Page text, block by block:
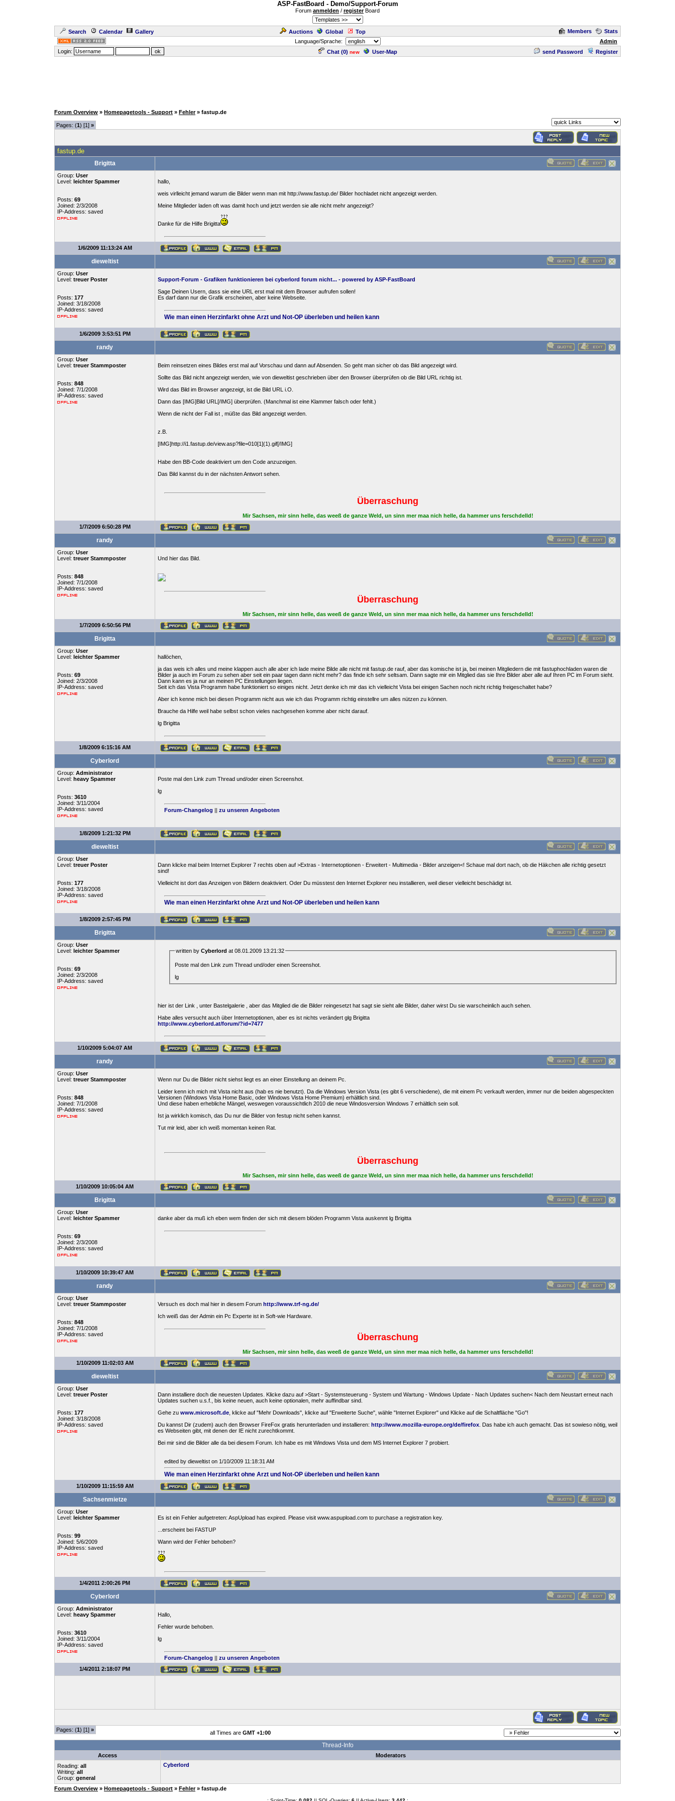
ASP-FastBoard - Demo/Support-Forum
Forum anmelden / registerBoard
Search Calendar Gallery Auctions Global Top Members
Stats
Language/Sprache:
Admin
Login:
Chat (0) new User-Map send Password Register
Forum Overview » Homepagetools - Support » Fehler » fastup.de
Pages: (1) [1] »
fastup.de
Brigitta
Group: User
Level: leichter Spammer
Posts: 69
Joined: 2/3/2008
IP-Address: saved
hallo,
weis virlleicht jemand warum die Bilder wenn man mit http://www.fastup.de/ Bilder hochladet nicht angezeigt werden.
Meine Mitglieder laden oft was damit hoch und jetzt werden sie alle nicht mehr angezeigt?
Danke für die Hilfe Brigitta
1/6/2009 11:13:24 AM
dieweltist
Group: User
Level: treuer Poster
Posts: 177
Joined: 3/18/2008
IP-Address: saved
Support-Forum - Grafiken funktionieren bei cyberlord forum nicht... - powered by ASP-FastBoard
Sage Deinen Usern, dass sie eine URL erst mal mit dem Browser aufrufen sollen!
Es darf dann nur die Grafik erscheinen, aber keine Webseite.
Wie man einen Herzinfarkt ohne Arzt und Not-OP überleben und heilen kann
1/6/2009 3:53:51 PM
randy
Group: User
Level: treuer Stammposter
Posts: 848
Joined: 7/1/2008
IP-Address: saved
Beim reinsetzen eines Bildes erst mal auf Vorschau und dann auf Absenden. So geht man sicher ob das Bild angezeigt wird.
Sollte das Bild nicht angezeigt werden, wie von dieweltist geschrieben über den Browser überprüfen ob die Bild URL richtig ist.
Wird das Bild im Browser angezeigt, ist die Bild URL i.O.
Dann das [IMG]Bild URL[/IMG] überprüfen. (Manchmal ist eine Klammer falsch oder fehlt.)
Wenn die nicht der Fall ist , müßte das Bild angezeigt werden.
z.B.
[IMG]http://i1.fastup.de/view.asp?file=010[1](1).gif[/IMG]
Habe den BB-Code deaktiviert um den Code anzuzeigen.
Das Bild kannst du in der nächsten Antwort sehen.
Überraschung
Mir Sachsen, mir sinn helle, das weeß de ganze Weld, un sinn mer maa nich helle, da hammer uns ferschdelld!
1/7/2009 6:50:28 PM
randy
Group: User
Level: treuer Stammposter
Posts: 848
Joined: 7/1/2008
IP-Address: saved
Und hier das Bild.
Überraschung
Mir Sachsen, mir sinn helle, das weeß de ganze Weld, un sinn mer maa nich helle, da hammer uns ferschdelld!
1/7/2009 6:50:56 PM
Brigitta
Group: User
Level: leichter Spammer
Posts: 69
Joined: 2/3/2008
IP-Address: saved
hallöchen,
ja das weis ich alles und meine klappen auch alle aber ich lade meine Bilde alle nicht mit fastup.de rauf, aber das komische ist ja, bei meinen Mitgliedern die mit fastuphochladen waren die
Bilder ja auch im Forum zu sehen aber seit ein paar tagen dann nicht mehr? das finde ich sehr seltsam. Dann sagte mir ein Mitglied das sie Ihre Bilder aber alle auf Ihren PC im Forum sieht.
Dann kann es ja nur an meinen PC Einstellungen liegen.
Seit ich das Vista Programm habe funktioniert so einiges nicht. Jetzt denke ich mir das ich vielleicht Vista bei einigen Sachen noch nicht richtig freigeschaltet habe?
Aber ich kenne mich bei diesen Programm nicht aus wie ich das Programm richtig einstellre um alles nützen zu können.
Brauche da Hilfe weil habe selbst schon vieles nachgesehen komme aber nicht darauf.
lg Brigitta
1/8/2009 6:15:16 AM
Cyberlord
Group: Administrator
Level: heavy Spammer
Posts: 3610
Joined: 3/11/2004
IP-Address: saved
Poste mal den Link zum Thread und/oder einen Screenshot.
lg
Forum-Changelog || zu unseren Angeboten
1/8/2009 1:21:32 PM
dieweltist
Group: User
Level: treuer Poster
Posts: 177
Joined: 3/18/2008
IP-Address: saved
Dann klicke mal beim Internet Explorer 7 rechts oben auf >Extras - Internetoptionen - Erweitert - Multimedia - Bilder anzeigen<! Schaue mal dort nach, ob die Häkchen alle richtig gesetzt
sind!
Vielleicht ist dort das Anzeigen von Bildern deaktiviert. Oder Du müsstest den Internet Explorer neu installieren, weil dieser vielleicht beschädigt ist.
Wie man einen Herzinfarkt ohne Arzt und Not-OP überleben und heilen kann
1/8/2009 2:57:45 PM
Brigitta
Group: User
Level: leichter Spammer
Posts: 69
Joined: 2/3/2008
IP-Address: saved
written by Cyberlord at 08.01.2009 13:21:32
Poste mal den Link zum Thread und/oder einen Screenshot.
lg
hier ist der Link , unter Bastelgalerie , aber das Mitglied die die Bilder reingesetzt hat sagt sie sieht alle Bilder, daher wirst Du sie warscheinlich auch sehen.
Habe alles versucht auch über Internetoptionen, aber es ist nichts verändert glg Brigitta
http://www.cyberlord.at/forum/?id=7477
1/10/2009 5:04:07 AM
randy
Group: User
Level: treuer Stammposter
Posts: 848
Joined: 7/1/2008
IP-Address: saved
Wenn nur Du die Bilder nicht siehst liegt es an einer Einstellung an deinem Pc.
Leider kenn ich mich mit Vista nicht aus (hab es nie benutzt). Da die Windows Version Vista (es gibt 6 verschiedene), die mit einem Pc verkauft werden, immer nur die beiden abgespeckten
Versionen (Windows Vista Home Basic, oder Windows Vista Home Premium) erhältlich sind.
Und diese haben erhebliche Mängel, weswegen voraussichtlich 2010 die neue Windosversion Windows 7 erhältlich sein soll.
Ist ja wirklich komisch, das Du nur die Bilder von festup nicht sehen kannst.
Tut mir leid, aber ich weiß momentan keinen Rat.
Überraschung
Mir Sachsen, mir sinn helle, das weeß de ganze Weld, un sinn mer maa nich helle, da hammer uns ferschdelld!
1/10/2009 10:05:04 AM
Brigitta
Group: User
Level: leichter Spammer
Posts: 69
Joined: 2/3/2008
IP-Address: saved
danke aber da muß ich eben wem finden der sich mit diesem blöden Programm Vista auskennt lg Brigitta
1/10/2009 10:39:47 AM
randy
Group: User
Level: treuer Stammposter
Posts: 848
Joined: 7/1/2008
IP-Address: saved
Versuch es doch mal hier in diesem Forum http://www.trf-ng.de/
Ich weiß das der Admin ein Pc Experte ist in Soft-wie Hardware.
Überraschung
Mir Sachsen, mir sinn helle, das weeß de ganze Weld, un sinn mer maa nich helle, da hammer uns ferschdelld!
1/10/2009 11:02:03 AM
dieweltist
Group: User
Level: treuer Poster
Posts: 177
Joined: 3/18/2008
IP-Address: saved
Dann installiere doch die neuesten Updates. Klicke dazu auf >Start - Systemsteuerung - System und Wartung - Windows Update - Nach Updates suchen< Nach dem Neustart erneut nach
Updates suchen u.s.f., bis keine neuen, auch keine optionalen, mehr auffindbar sind.
Gehe zu www.microsoft.de , klicke auf "Mehr Downloads", klicke auf "Erweiterte Suche", wähle "Internet Explorer" und Klicke auf die Schaltfläche "Go"!
Du kannst Dir (zudem) auch den Browser FireFox gratis herunterladen und installieren: http://www.mozilla-europe.org/de/firefox . Das habe ich auch gemacht. Das ist sowieso nötig, weil
es Webseiten gibt, mit denen der IE nicht zurechtkommt.
Bei mir sind die Bilder alle da bei diesem Forum. Ich habe es mit Windows Vista und dem MS Internet Explorer 7 probiert.
edited by dieweltist on 1/10/2009 11:18:31 AM
Wie man einen Herzinfarkt ohne Arzt und Not-OP überleben und heilen kann
1/10/2009 11:15:59 AM
Sachsenmietze
Group: User
Level: leichter Spammer
Posts: 99
Joined: 5/6/2009
IP-Address: saved
Es ist ein Fehler aufgetreten: AspUpload has expired. Please visit www.aspupload.com to purchase a registration key.
...erscheint bei FASTUP
Wann wird der Fehler behoben?
1/4/2011 2:00:26 PM
Cyberlord
Group: Administrator
Level: heavy Spammer
Posts: 3610
Joined: 3/11/2004
IP-Address: saved
Hallo,
Fehler wurde behoben.
lg
Forum-Changelog || zu unseren Angeboten
1/4/2011 2:18:07 PM
Pages: (1) [1] » all Times are GMT +1:00
Thread-Info
Access
Moderators
Reading: all
Writing: all
Group: general
Cyberlord
Forum Overview » Homepagetools - Support » Fehler » fastup.de